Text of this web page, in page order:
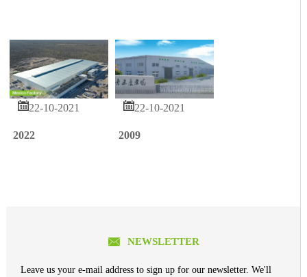
22-10-2021
2022
22-10-2021
2009
 NEWSLETTER
Leave us your e-mail address to sign up for our newsletter. We'll